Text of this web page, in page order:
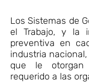
Los Sistemas de
el Trabajo, y la
preventiva en
industria
que le otorgan
requerido a las